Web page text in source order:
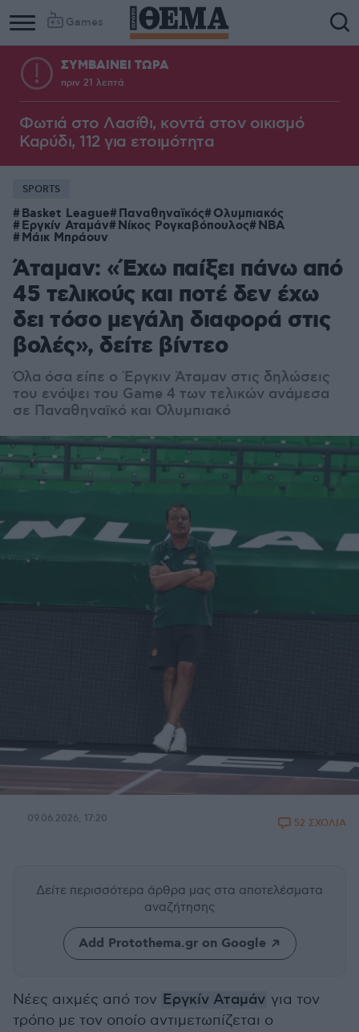
Games
ΣΥΜΒΑΙΝΕΙ ΤΩΡΑ
πριν 21 λεπτά
Φωτιά στο Λασίθι, κοντά στον οικισμό
Καρύδι, 112 για ετοιμότητα
SPORTS
Basket League Παναθηναϊκός Ολυμπιακός
Εργκίν Αταμάν Νίκος Ρογκαβόπουλος NBA
Μάικ Μπράουν
Άταμαν: «Έχω παίξει πάνω από
45 τελικούς και ποτέ δεν έχω
δει τόσο μεγάλη διαφορά στις
βολές», δείτε βίντεο
Όλα όσα είπε ο Έργκιν Άταμαν στις δηλώσεις
του ενόψει του Game 4 των τελικών ανάμεσα
σε Παναθηναϊκό και Ολυμπιακό
09.06.2026, 17:20 52 ΣΧΟΛΙΑ
Δείτε περισσότερα άρθρα μας στα αποτελέσματα
αναζήτησης
Add Protothema.gr on Google
Νέες αιχμές από τον Εργκίν Αταμάν για τον
τρόπο με τον οποίο αντιμετωπίζεται ο